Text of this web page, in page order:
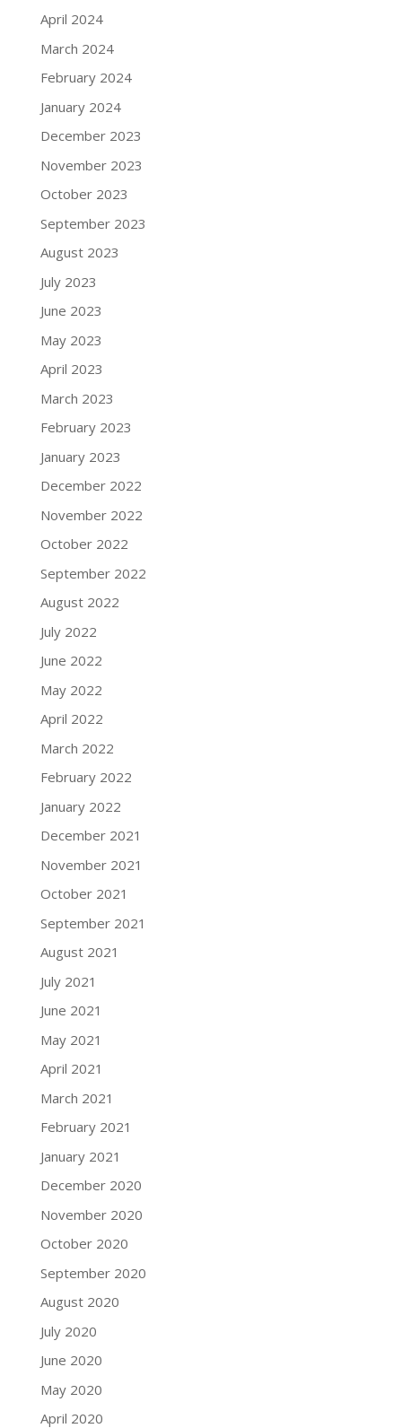
April 2024
March 2024
February 2024
January 2024
December 2023
November 2023
October 2023
September 2023
August 2023
July 2023
June 2023
May 2023
April 2023
March 2023
February 2023
January 2023
December 2022
November 2022
October 2022
September 2022
August 2022
July 2022
June 2022
May 2022
April 2022
March 2022
February 2022
January 2022
December 2021
November 2021
October 2021
September 2021
August 2021
July 2021
June 2021
May 2021
April 2021
March 2021
February 2021
January 2021
December 2020
November 2020
October 2020
September 2020
August 2020
July 2020
June 2020
May 2020
April 2020